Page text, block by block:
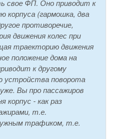
свое ФП. Оно приводит к
корпуса (гармошка, два
противоречие,
движения колес при
траекторию движения
положение дома на
к другому
устройства поворота
Вы про пассажиров
корпус - как раз
т.е.
трафиком, т.е.